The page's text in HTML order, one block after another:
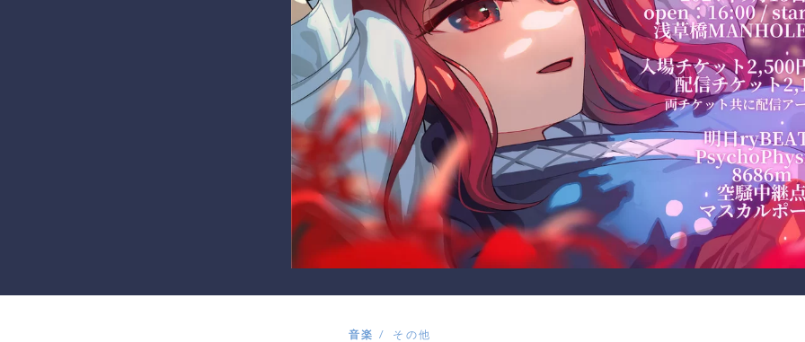
音楽 その他